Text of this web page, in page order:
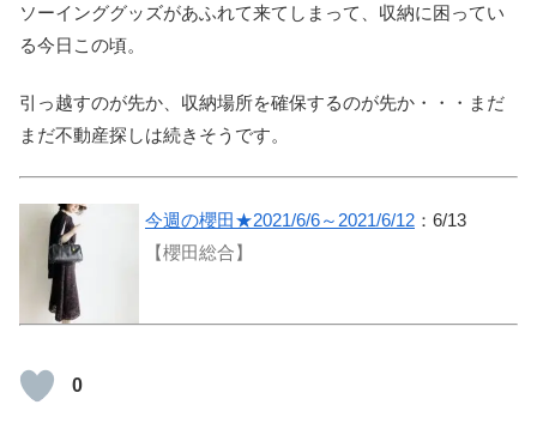
ソーインググッズがあふれて来てしまって、収納に困ってい
る今日この頃。
引っ越すのが先か、収納場所を確保するのが先か・・・まだ
まだ不動産探しは続きそうです。
今週の櫻田★2021/6/6～2021/6/12 ：6/13
【櫻田総合】
0